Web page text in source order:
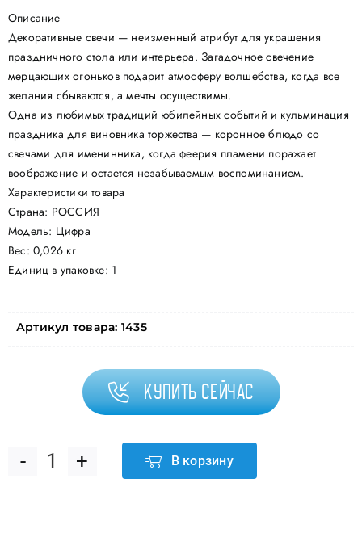
Политика конфиденциальности
Описание
Декоративные свечи — неизменный атрибут для украшения
праздничного стола или интерьера. Загадочное свечение
мерцающих огоньков подарит атмосферу волшебства, когда все
желания сбываются, а мечты осуществимы.
Одна из любимых традиций юбилейных событий и кульминация
праздника для виновника торжества — коронное блюдо со
свечами для именинника, когда феерия пламени поражает
воображение и остается незабываемым воспоминанием.
Характеристики товара
Страна: РОССИЯ
Модель: Цифра
Вес: 0,026 кг
Единиц в упаковке: 1
Артикул товара: 1435
Купить сейчас
Количество
В корзину